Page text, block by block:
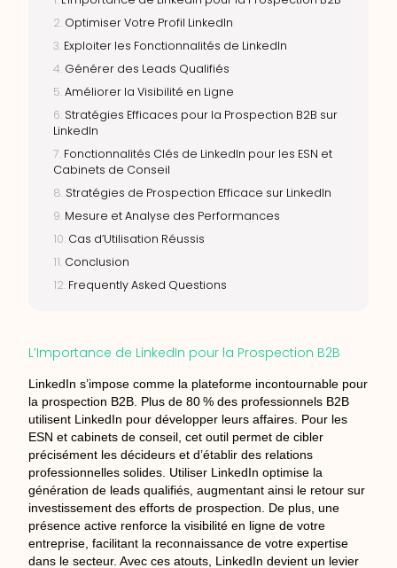
Optimiser Votre Profil LinkedIn
Exploiter les Fonctionnalités de LinkedIn
Générer des Leads Qualifiés
Améliorer la Visibilité en Ligne
Stratégies Efficaces pour la Prospection B2B sur
LinkedIn
Fonctionnalités Clés de LinkedIn pour les ESN et
Cabinets de Conseil
Stratégies de Prospection Efficace sur LinkedIn
Mesure et Analyse des Performances
Cas d’Utilisation Réussis
Conclusion
Frequently Asked Questions
L’Importance de LinkedIn pour la Prospection B2B
LinkedIn s’impose comme la plateforme incontournable pour
la prospection B2B. Plus de 80 % des professionnels B2B
utilisent LinkedIn pour développer leurs affaires. Pour les
ESN et cabinets de conseil, cet outil permet de cibler
précisément les décideurs et d’établir des relations
professionnelles solides. Utiliser LinkedIn optimise la
génération de leads qualifiés, augmentant ainsi le retour sur
investissement des efforts de prospection. De plus, une
présence active renforce la visibilité en ligne de votre
entreprise, facilitant la reconnaissance de votre expertise
dans le secteur. Avec ces atouts, LinkedIn devient un levier